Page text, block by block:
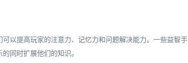
以提高玩家的注意力、记忆力和问题解决能力。一些益智手
同时扩展他们的知识。